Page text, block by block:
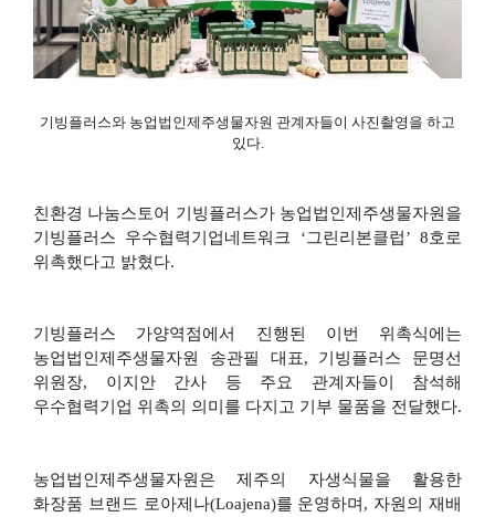
기빙플러스와 농업법인제주생물자원 관계자들이 사진촬영을 하고
있다.
친환경 나눔스토어 기빙플러스가 농업법인제주생물자원을
기빙플러스 우수협력기업네트워크 ‘그린리본클럽’ 8호로
위촉했다고 밝혔다.
기빙플러스 가양역점에서 진행된 이번 위촉식에는
농업법인제주생물자원 송관필 대표, 기빙플러스 문명선
위원장, 이지안 간사 등 주요 관계자들이 참석해
우수협력기업 위촉의 의미를 다지고 기부 물품을 전달했다.
농업법인제주생물자원은 제주의 자생식물을 활용한
화장품 브랜드 로아제나(Loajena)를 운영하며 , 자원의 재배